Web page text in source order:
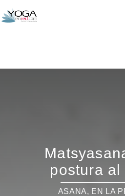
postura al
ASANA, EN LA